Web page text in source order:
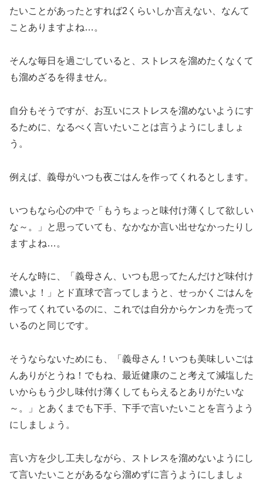
たいことがあったとすれば2くらいしか言えない、なんて
ことありますよね…。
そんな毎日を過ごしていると、ストレスを溜めたくなくて
も溜めざるを得ません。
自分もそうですが、お互いにストレスを溜めないようにす
るために、なるべく言いたいことは言うようにしましょ
う。
例えば、義母がいつも夜ごはんを作ってくれるとします。
いつもなら心の中で「もうちょっと味付け薄くして欲しい
な～。」と思っていても、なかなか言い出せなかったりし
ますよね…。
そんな時に、「義母さん、いつも思ってたんだけど味付け
濃いよ！」とド直球で言ってしまうと、せっかくごはんを
作ってくれているのに、これでは自分からケンカを売って
いるのと同じです。
そうならないためにも、「義母さん！いつも美味しいごは
んありがとうね！でもね、最近健康のこと考えて減塩した
いからもう少し味付け薄くしてもらえるとありがたいな
～。」とあくまでも下手、下手で言いたいことを言うよう
にしましょう。
言い方を少し工夫しながら、ストレスを溜めないようにし
て言いたいことがあるなら溜めずに言うようにしましょ